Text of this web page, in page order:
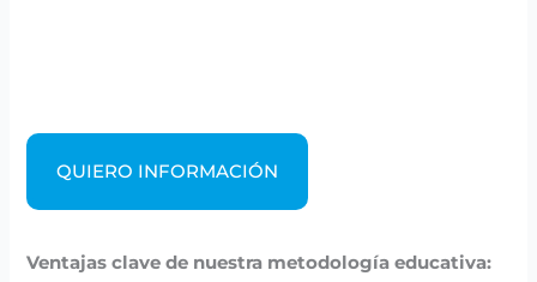
QUIERO INFORMACIÓN
Ventajas clave de nuestra metodología educativa: